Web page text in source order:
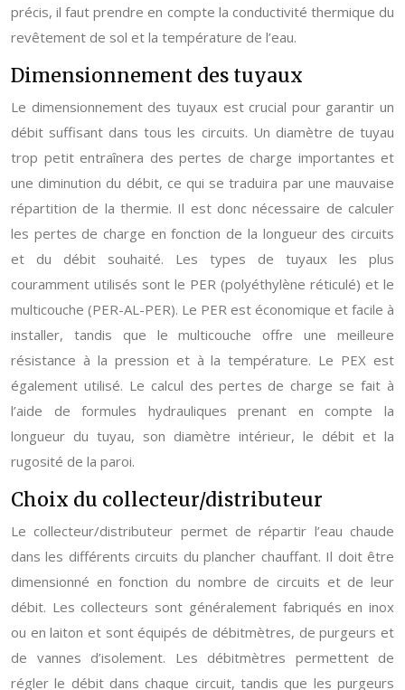
précis, il faut prendre en compte la conductivité thermique du
revêtement de sol et la température de l’eau.
Dimensionnement des tuyaux
Le dimensionnement des tuyaux est crucial pour garantir un
débit suffisant dans tous les circuits. Un diamètre de tuyau
trop petit entraînera des pertes de charge importantes et
une diminution du débit, ce qui se traduira par une mauvaise
répartition de la thermie. Il est donc nécessaire de calculer
les pertes de charge en fonction de la longueur des circuits
et du débit souhaité. Les types de tuyaux les plus
couramment utilisés sont le PER (polyéthylène réticulé) et le
multicouche (PER-AL-PER). Le PER est économique et facile à
installer, tandis que le multicouche offre une meilleure
résistance à la pression et à la température. Le PEX est
également utilisé. Le calcul des pertes de charge se fait à
l’aide de formules hydrauliques prenant en compte la
longueur du tuyau, son diamètre intérieur, le débit et la
rugosité de la paroi.
Choix du collecteur/distributeur
Le collecteur/distributeur permet de répartir l’eau chaude
dans les différents circuits du plancher chauffant. Il doit être
dimensionné en fonction du nombre de circuits et de leur
débit. Les collecteurs sont généralement fabriqués en inox
ou en laiton et sont équipés de débitmètres, de purgeurs et
de vannes d’isolement. Les débitmètres permettent de
régler le débit dans chaque circuit, tandis que les purgeurs